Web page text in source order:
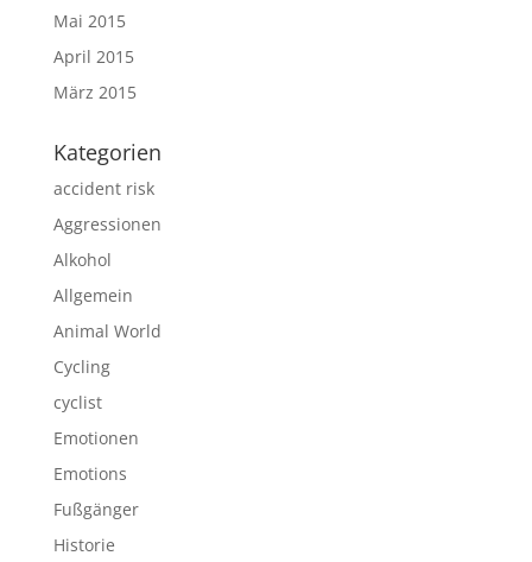
Mai 2015
April 2015
März 2015
Kategorien
accident risk
Aggressionen
Alkohol
Allgemein
Animal World
Cycling
cyclist
Emotionen
Emotions
Fußgänger
Historie